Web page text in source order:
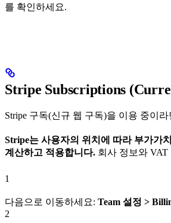
를 확인하세요.
Stripe Subscriptions
Stripe 구독(신규 웹 구독)을 이용 중이라
Stripe는 사용자의 위치에 따라 부가가
계산하고 적용합니다. 회사 정보와
1
다음으로 이동하세요: Team 설정 >
2